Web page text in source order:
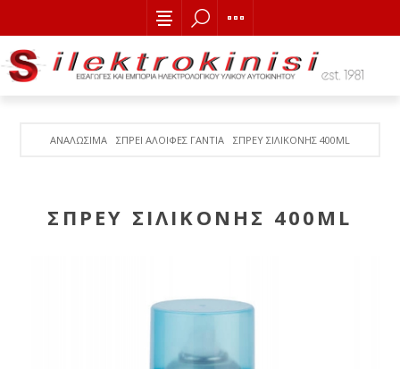
ΑΝΑΛΩΣΙΜΑ ΣΠΡΕΙ ΑΛΟΙΦΕΣ ΓΑΝΤΙΑ ΣΠΡΕΥ ΣΙΛΙΚΟΝΗΣ 400ML
ΣΠΡΕΥ ΣΙΛΙΚΟΝΗΣ 400ML